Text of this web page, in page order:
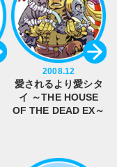
2008.12
愛されるより愛シタ
イ ～THE HOUSE
OF THE DEAD EX～